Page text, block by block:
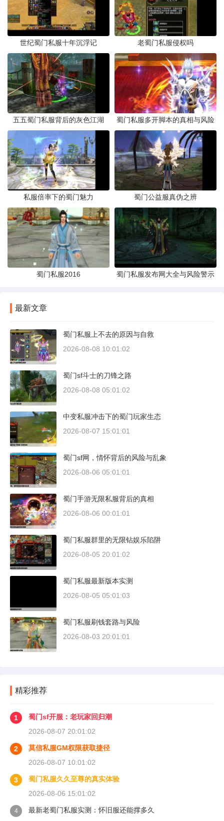
世纪蜀门私服十年沉浮记 老蜀门私服侵权吗
五五蜀门私服背后的灰色江湖 蜀门私服多开脚本的真相与风险
私服倍率下的蜀门魅力 蜀门公益服真伪之辨
蜀门私服2016 蜀门私服发布网大全与风险警示
最新文章
蜀门私服上不去的原因与自救
2026-08-08 10:01:02
蜀门sf斗士的刀锋之路
2026-08-08 05:01:02
中变私服冲击下的蜀门玩家生态
2026-08-07 15:01:01
蜀门sf网，情怀背后的风险与乱象
2026-08-06 05:01:01
蜀门手游无限私服背后的真相
2026-08-06 00:01:01
蜀门私服群里的无限钻娱乐陷阱
2026-08-05 20:01:02
蜀门私服最新版本实测
2026-08-05 05:01:03
蜀门私服刷钱套路与风险
2026-08-03 20:01:01
精彩推荐
1
蜀门sf开服：老玩家回归潮
2026-08-07 20:01:02
2
莫信私服GM权限获取捷径
2026-08-07 10:01:02
3
蜀门私服久久至尊的真实体验
2026-08-06 15:01:02
4
最新老蜀门私服实测：怀旧服还能撑多久